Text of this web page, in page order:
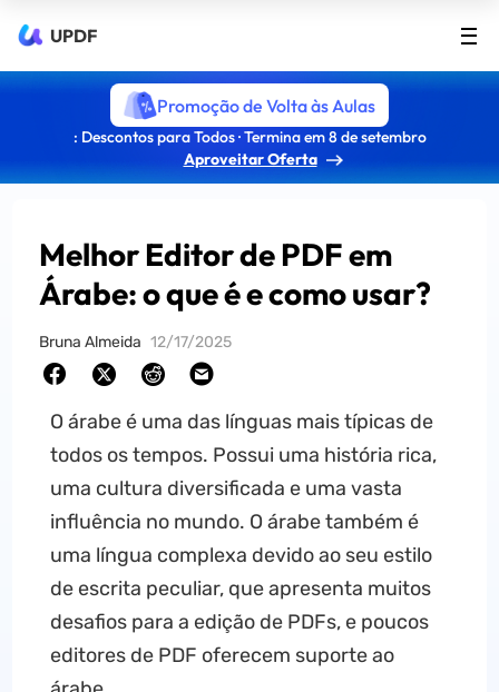
UPDF
Promoção de Volta às Aulas
: Descontos para Todos · Termina em 8 de setembro
Aproveitar Oferta
Melhor Editor de PDF em
Árabe: o que é e como usar?
Bruna Almeida 12/17/2025
O árabe é uma das línguas mais típicas de
todos os tempos. Possui uma história rica,
uma cultura diversificada e uma vasta
influência no mundo. O árabe também é
uma língua complexa devido ao seu estilo
de escrita peculiar, que apresenta muitos
desafios para a edição de PDFs, e poucos
editores de PDF oferecem suporte ao